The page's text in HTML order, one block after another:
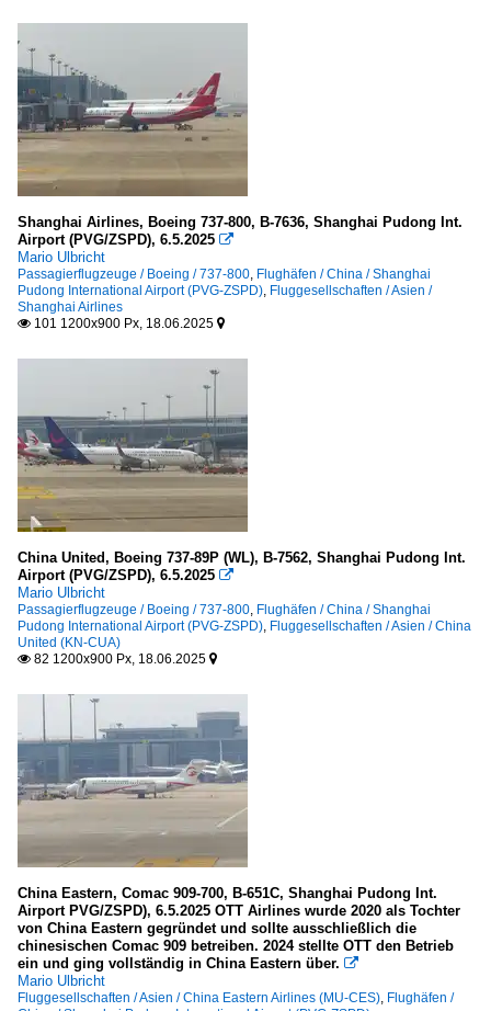
A 320-200
A 320-200 neo
A 321-100/200
A 321-200 neo
A 330-200
A 330-300
A 340-
A 350-900
737-700
737-8 MAX
737-800
737-900
757
777-300
787- 9 Dreamliner
Comac
C 909-700
Shanghai Airlines, Boeing 737-800, B-7636, Shanghai Pudong Int.
Airport (PVG/ZSPD), 6.5.2025 
Mario Ulbricht
Passagierflugzeuge / Boeing / 737-800, Flughäfen / China / Shanghai
Pudong International Airport (PVG-ZSPD), Fluggesellschaften / Asien /
Shanghai Airlines
 101 1200x900 Px, 18.06.2025 
China United, Boeing 737-89P (WL), B-7562, Shanghai Pudong Int.
Airport (PVG/ZSPD), 6.5.2025 
Mario Ulbricht
Passagierflugzeuge / Boeing / 737-800, Flughäfen / China / Shanghai
Pudong International Airport (PVG-ZSPD), Fluggesellschaften / Asien / China
United (KN-CUA)
 82 1200x900 Px, 18.06.2025 
China Eastern, Comac 909-700, B-651C, Shanghai Pudong Int.
Airport PVG/ZSPD), 6.5.2025 OTT Airlines wurde 2020 als Tochter
von China Eastern gegründet und sollte ausschließlich die
chinesischen Comac 909 betreiben. 2024 stellte OTT den Betrieb
ein und ging vollständig in China Eastern über. 
Mario Ulbricht
Fluggesellschaften / Asien / China Eastern Airlines (MU-CES), Flughäfen /